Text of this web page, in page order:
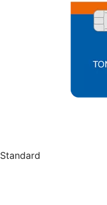
Standard